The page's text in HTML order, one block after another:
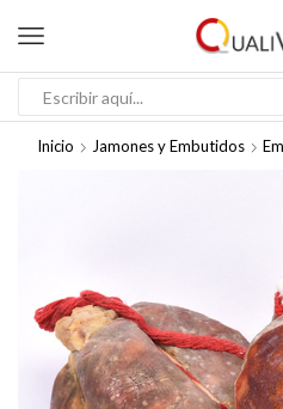
Inicio Jamones y Embutidos